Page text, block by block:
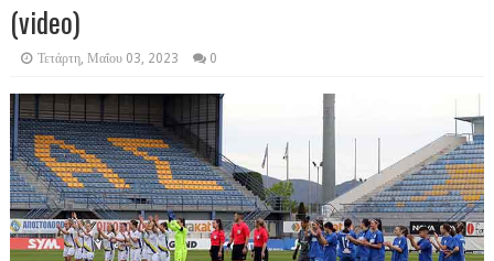
(video)
Τετάρτη, Μαΐου 03, 2023 0